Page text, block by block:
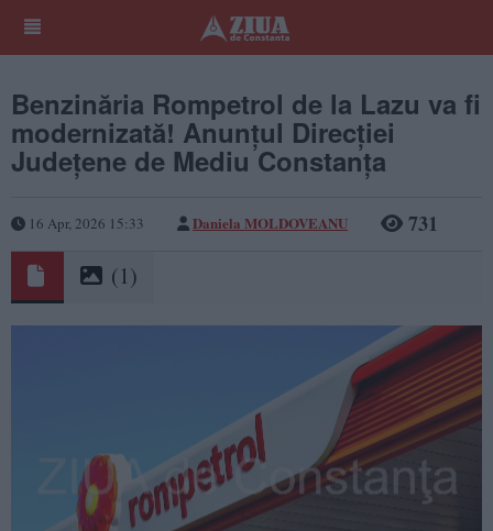
Benzinăria Rompetrol de la Lazu va fi
modernizată! Anunțul Direcției
Județene de Mediu Constanța
16 Apr, 2026 15:33 Daniela MOLDOVEANU 731
(1)